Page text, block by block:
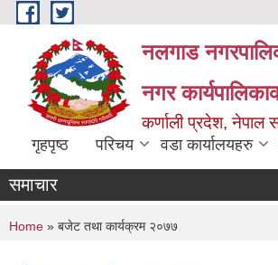
Skip to main content
नलगाड
नगर
कर्णाली प्रदेश, नेपाल
गृहपृष्ठ परिचय वडा कार्यालयहरु
समाचार
You are here
Home » बजेट तथा कार्यक्रम २०७७